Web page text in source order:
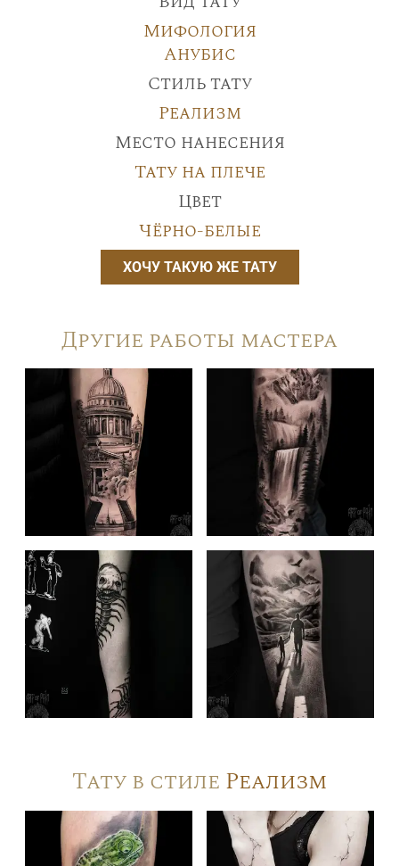
Мифология
Анубис
Стиль тату
Реализм
Место нанесения
Тату на плече
Цвет
Чёрно-белые
ХОЧУ ТАКУЮ ЖЕ ТАТУ
Другие работы мастера
Тату в стиле Реализм